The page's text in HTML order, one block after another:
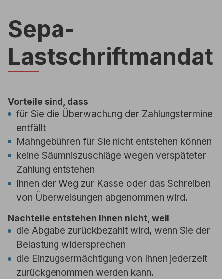
Sepa-
Lastschriftmandat
Vorteile sind, dass
für Sie die Überwachung der Zahlungstermine
entfällt
Mahngebühren für Sie nicht entstehen können
keine Säumniszuschläge wegen verspäteter
Zahlung entstehen
Ihnen der Weg zur Kasse oder das Schreiben
von Überweisungen abgenommen wird.
Nachteile entstehen Ihnen nicht, weil
die Abgabe zurückbezahlt wird, wenn Sie der
Belastung widersprechen
die Einzugsermächtigung von Ihnen jederzeit
zurückgenommen werden kann.